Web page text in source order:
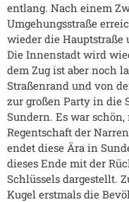
entlang. Nach einem
Umgehungsstraße
wieder die Hauptstraße
Die Innenstadt wird
dem Zug ist aber noch
Straßenrand und von
zur großen Party in die
Sundern. Es war schön,
Regentschaft der
endet diese Ära in
dieses Ende mit der
Schlüssels dargestellt.
Kugel erstmals die